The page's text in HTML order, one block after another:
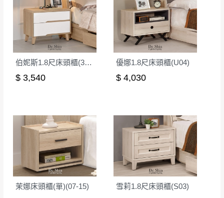
遇百貨周年慶期間，恕暫停百貨公司相關運送 》
無回收家具服務，若需回收家俱可聯絡當地請清潔隊
回收,免付費清運專線：0800-085-717
有商品一年保固之服務。
訂單成立時請儘速於三日內完成付款， 交易恕不
殺價，商品均已最低價格售出，且在特定時日會給
予折扣，請密切注意。
▪️三日內若未接獲您的匯款或轉帳通知，商品將不
予保留(訂單自動取消)。
伯妮斯1.8尺床頭櫃(3301)
$ 3,540
優娜1.8尺床頭櫃(U04)
$ 4,030
茉娜床頭櫃(單)(07-15) 雪莉1.8尺床頭櫃(S03)